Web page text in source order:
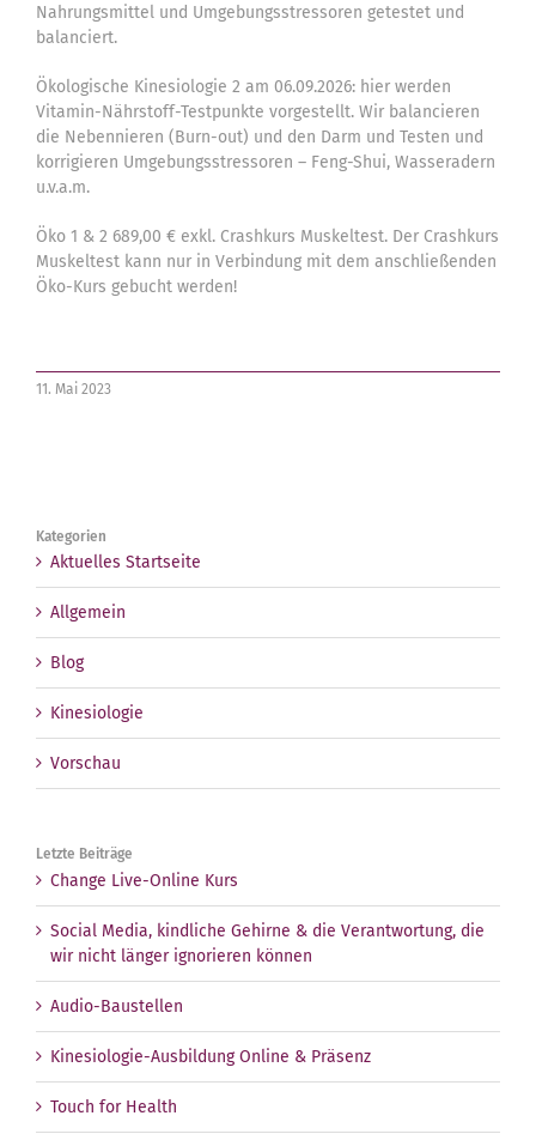
Nahrungsmittel und Umgebungsstressoren getestet und
balanciert.
Ökologische Kinesiologie 2 am 06.09.2026: hier werden
Vitamin-Nährstoff-Testpunkte vorgestellt. Wir balancieren
die Nebennieren (Burn-out) und den Darm und Testen und
korrigieren Umgebungsstressoren – Feng-Shui, Wasseradern
u.v.a.m.
Öko 1 & 2 689,00 € exkl. Crashkurs Muskeltest. Der Crashkurs
Muskeltest kann nur in Verbindung mit dem anschließenden
Öko-Kurs gebucht werden!
11. Mai 2023
Kategorien
Aktuelles Startseite
Allgemein
Blog
Kinesiologie
Vorschau
Letzte Beiträge
Change Live-Online Kurs
Social Media, kindliche Gehirne & die Verantwortung, die
wir nicht länger ignorieren können
Audio-Baustellen
Kinesiologie-Ausbildung Online & Präsenz
Touch for Health